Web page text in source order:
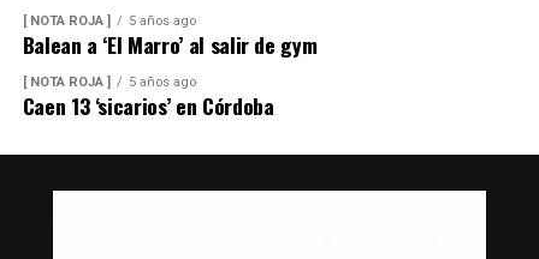
[ NOTA ROJA ] 5 años ago
Balean a ‘El Marro’ al salir de gym
[ NOTA ROJA ] 5 años ago
Caen 13 ‘sicarios’ en Córdoba